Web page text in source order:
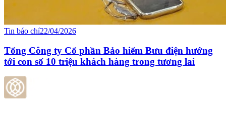
Tin báo chí22/04/2026
Tổng Công ty Cổ phần Bảo hiểm Bưu điện hướng
tới con số 10 triệu khách hàng trong tương lai